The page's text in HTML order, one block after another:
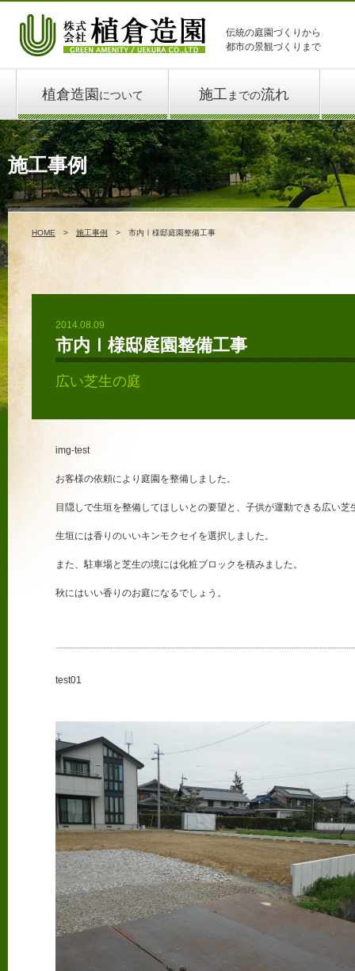
伝統の庭園づくりから
都市の景観づくりまで
植倉造園 について 施工 までの流れ
施工事例
HOME 施工事例 市内Ⅰ様邸庭園整備工事
2014.08.09
市内Ⅰ様邸庭園整備工事
広い芝生の庭
img-test
お客様の依頼により庭園を整備しました。
目隠しで生垣を整備してほしいとの要望と、子供が運動できる広い芝
生垣には香りのいいキンモクセイを選択しました。
また、駐車場と芝生の境には化粧ブロックを積みました。
秋にはいい香りのお庭になるでしょう。
test01